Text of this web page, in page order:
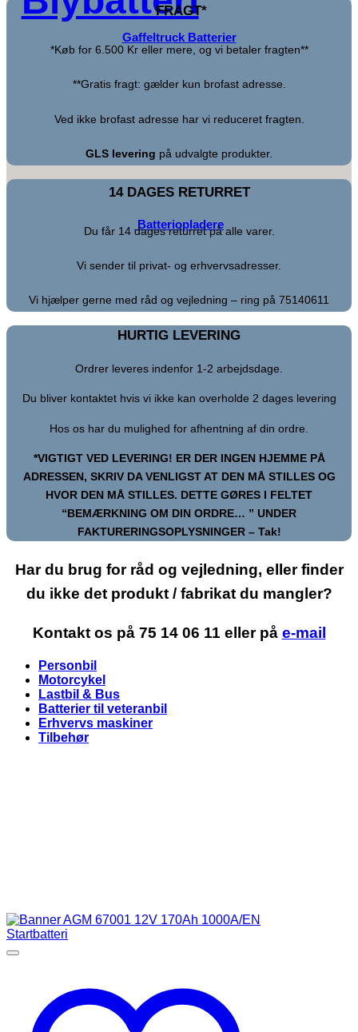
Gaffeltruck Batterier
Batteriopladere
FRAGT*
*Køb for 6.500 Kr eller mere, og vi betaler fragten**
**Gratis fragt: gælder kun brofast adresse.
Ved ikke brofast adresse har vi reduceret fragten.
GLS levering på udvalgte produkter.
14 DAGES RETURRET
Du får 14 dages returret på alle varer.
Vi sender til privat- og erhvervsadresser.
Vi hjælper gerne med råd og vejledning – ring på 75140611
HURTIG LEVERING
Ordrer leveres indenfor 1-2 arbejdsdage.
Du bliver kontaktet hvis vi ikke kan overholde 2 dages levering
Hos os har du mulighed for afhentning af din ordre.
*VIGTIGT VED LEVERING! ER DER INGEN HJEMME PÅ
ADRESSEN, SKRIV DA VENLIGST AT DEN MÅ STILLES OG
HVOR DEN MÅ STILLES. DETTE GØRES I FELTET
“BEMÆRKNING OM DIN ORDRE… ” UNDER
FAKTURERINGSOPLYSNINGER – Tak!
Har du brug for råd og vejledning, eller finder
du ikke det produkt / fabrikat du mangler?
Kontakt os på 75 14 06 11 eller på e-mail
Personbil
Motorcykel
Lastbil & Bus
Batterier til veteranbil
Erhvervs maskiner
Tilbehør